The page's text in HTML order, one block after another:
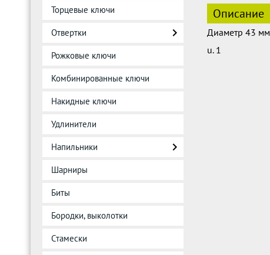
Торцевые ключи
Отвертки
Рожковые ключи
Комбинированные ключи
Накидные ключи
Удлинители
Напильники
Шарниры
Биты
Бородки, выколотки
Стамески
Описание
Диаметр 43 мм
u. 1